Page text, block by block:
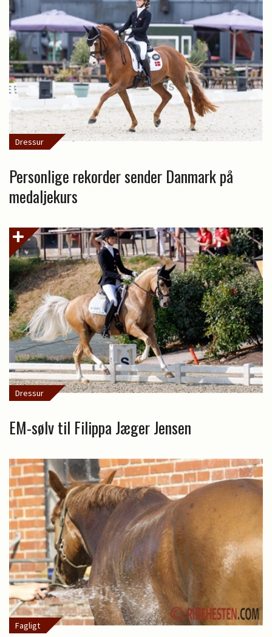
Dressur
Personlige rekorder sender Danmark på
medaljekurs
Dressur
EM-sølv til Filippa Jæger Jensen
Fagligt